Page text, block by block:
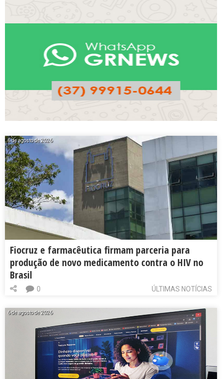
6 de agosto de 2026
Fiocruz e farmacêutica firmam parceria para
produção de novo medicamento contra o HIV no
Brasil
ÚLTIMAS NOTÍCIAS
0
6 de agosto de 2026